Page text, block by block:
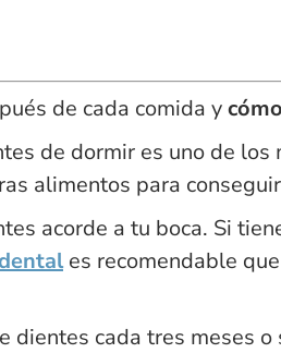
de cada comida y
de dormir es uno de
alimentos para
acorde a tu boca. Si
es recomendable
dientes cada tres meses